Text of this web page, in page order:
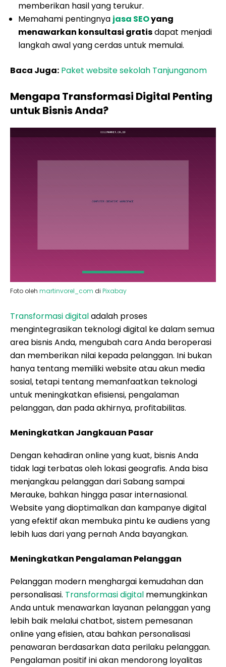
memberikan hasil yang terukur.
Memahami pentingnya jasa SEOyang
menawarkan konsultasi gratisdapat menjadi
langkah awal yang cerdas untuk memulai.
Baca Juga: Paket website sekolah Tanjunganom
Mengapa Transformasi Digital Penting
untuk Bisnis Anda?
Foto oleh martinvorel_com di Pixabay
Transformasi digitaladalah proses
mengintegrasikan teknologi digital ke dalam semua
area bisnis Anda, mengubah cara Anda beroperasi
dan memberikan nilai kepada pelanggan. Ini bukan
hanya tentang memiliki website atau akun media
sosial, tetapi tentang memanfaatkan teknologi
untuk meningkatkan efisiensi, pengalaman
pelanggan, dan pada akhirnya, profitabilitas.
Meningkatkan Jangkauan Pasar
Dengan kehadiran online yang kuat, bisnis Anda
tidak lagi terbatas oleh lokasi geografis. Anda bisa
menjangkau pelanggan dari Sabang sampai
Merauke, bahkan hingga pasar internasional.
Website yang dioptimalkan dan kampanye digital
yang efektif akan membuka pintu ke audiens yang
lebih luas dari yang pernah Anda bayangkan.
Meningkatkan Pengalaman Pelanggan
Pelanggan modern menghargai kemudahan dan
personalisasi. Transformasi digital memungkinkan
Anda untuk menawarkan layanan pelanggan yang
lebih baik melalui chatbot, sistem pemesanan
online yang efisien, atau bahkan personalisasi
penawaran berdasarkan data perilaku pelanggan.
Pengalaman positif ini akan mendorong loyalitas